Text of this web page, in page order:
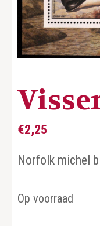
€2,25
Norfolk michel
Op voorraad